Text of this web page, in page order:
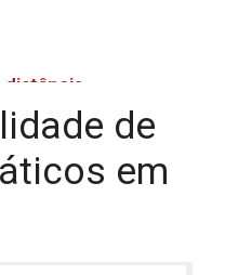
distância
distância
EAD
EAD
de
em